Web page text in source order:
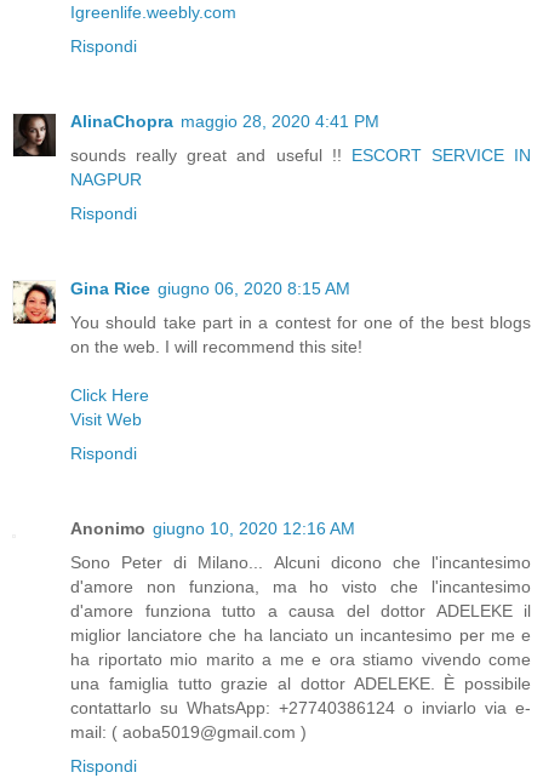
Igreenlife.weebly.com
Rispondi
AlinaChopra maggio 28, 2020 4:41 PM
sounds really great and useful !! ESCORT SERVICE IN
NAGPUR
Rispondi
Gina Rice giugno 06, 2020 8:15 AM
You should take part in a contest for one of the best blogs
on the web. I will recommend this site!
Click Here
Visit Web
Rispondi
Anonimo giugno 10, 2020 12:16 AM
Sono Peter di Milano... Alcuni dicono che l'incantesimo
d'amore non funziona, ma ho visto che l'incantesimo
d'amore funziona tutto a causa del dottor ADELEKE il
miglior lanciatore che ha lanciato un incantesimo per me e
ha riportato mio marito a me e ora stiamo vivendo come
una famiglia tutto grazie al dottor ADELEKE. È possibile
contattarlo su WhatsApp: +27740386124 o inviarlo via e-
mail: ( aoba5019@gmail.com )
Rispondi